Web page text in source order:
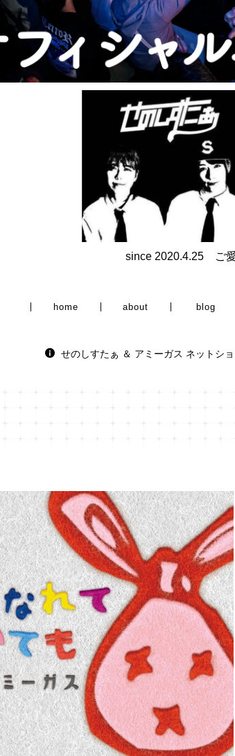
since 2020.4.25 ご愛
home about blog
せのしすたぁ ＆ アミーガス ネットシ